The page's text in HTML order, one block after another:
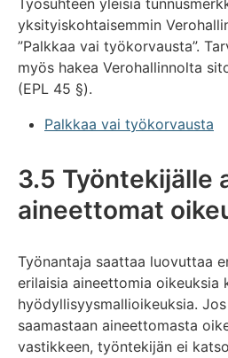
Työsuhteen yleisiä
yksityiskohtaisemmin
”Palkkaa vai työkorvausta”.
myös hakea Verohallinnolta
(EPL 45 §).
Palkkaa vai työkorvausta
3.5 Työntekijälle
aineettomat
Työnantaja saattaa luovuttaa
erilaisia aineettomia oikeuksia
hyödyllisyysmallioikeuksia.
saamastaan aineettomasta
vastikkeen, työntekijän ei